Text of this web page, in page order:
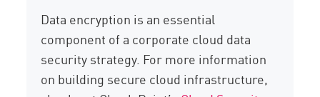
Data encryption is an essential
component of a corporate cloud data
security strategy. For more information
on building secure cloud infrastructure,